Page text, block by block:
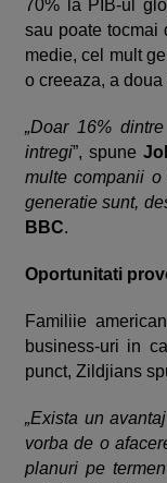
70% la PIB-ul
sau poate tocmai
medie, cel mult
o creeaza, a
„Doar 16%
intregi”, spune
multe companii
generatie sunt,
BBC.
Oportunitati
Familiie
business-uri in
punct, Zildjians
„Exista un
vorba de o
planuri pe